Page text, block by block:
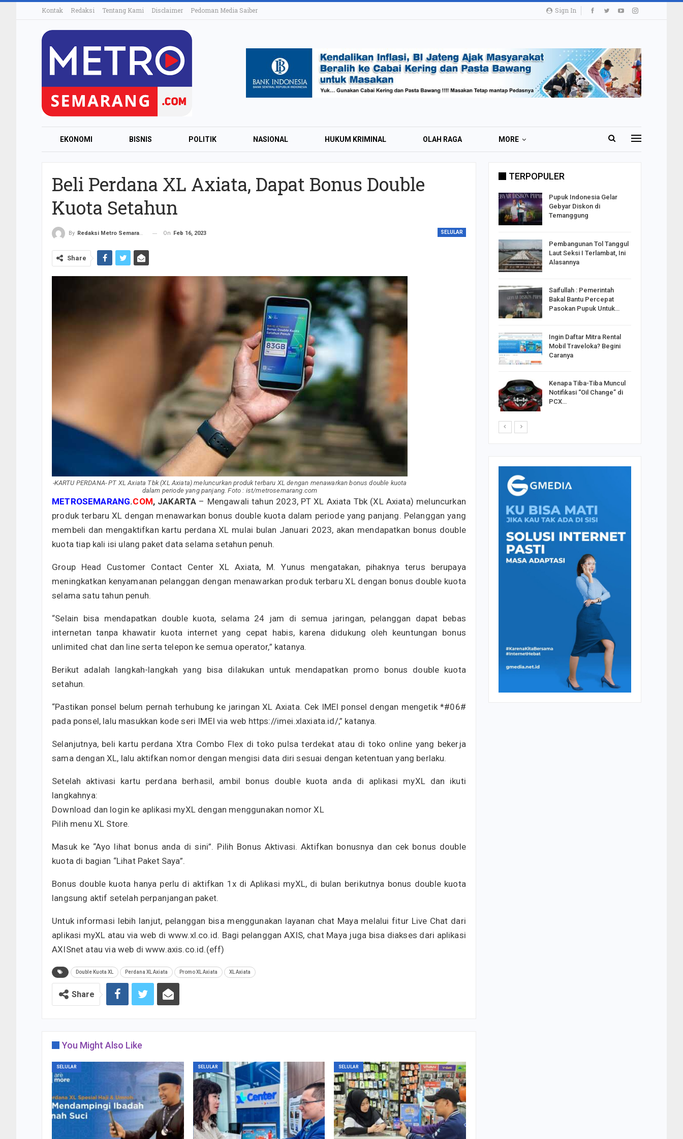
Sign In
Kontak Redaksi Tentang Kami Disclaimer Pedoman Media Saiber
EKONOMI BISNIS POLITIK NASIONAL HUKUM KRIMINAL OLAH RAGA MORE
Beli Perdana XL Axiata, Dapat Bonus Double
Kuota Setahun
SELULAR
By Redaksi Metro Semarang On Feb 16, 2023
Share
-KARTU PERDANA- PT XL Axiata Tbk (XL Axiata) meluncurkan produk terbaru XL dengan menawarkan bonus double kuota
dalam periode yang panjang. Foto : ist/metrosemarang.com
METROSEMARANG.COM, JAKARTA – Mengawali tahun 2023, PT XL Axiata Tbk (XL Axiata) meluncurkan
produk terbaru XL dengan menawarkan bonus double kuota dalam periode yang panjang. Pelanggan yang
membeli dan mengaktifkan kartu perdana XL mulai bulan Januari 2023, akan mendapatkan bonus double
kuota tiap kali isi ulang paket data selama setahun penuh.
Group Head Customer Contact Center XL Axiata, M. Yunus mengatakan, pihaknya terus berupaya
meningkatkan kenyamanan pelanggan dengan menawarkan produk terbaru XL dengan bonus double kuota
selama satu tahun penuh.
“Selain bisa mendapatkan double kuota, selama 24 jam di semua jaringan, pelanggan dapat bebas
internetan tanpa khawatir kuota internet yang cepat habis, karena didukung oleh keuntungan bonus
unlimited chat dan line serta telepon ke semua operator,” katanya.
Berikut adalah langkah-langkah yang bisa dilakukan untuk mendapatkan promo bonus double kuota
setahun.
“Pastikan ponsel belum pernah terhubung ke jaringan XL Axiata. Cek IMEI ponsel dengan mengetik *#06#
pada ponsel, lalu masukkan kode seri IMEI via web https://imei.xlaxiata.id/,” katanya.
Selanjutnya, beli kartu perdana Xtra Combo Flex di toko pulsa terdekat atau di toko online yang bekerja
sama dengan XL, lalu aktifkan nomor dengan mengisi data diri sesuai dengan ketentuan yang berlaku.
Setelah aktivasi kartu perdana berhasil, ambil bonus double kuota anda di aplikasi myXL dan ikuti
langkahnya:
Download dan login ke aplikasi myXL dengan menggunakan nomor XL
Pilih menu XL Store.
Masuk ke “Ayo lihat bonus anda di sini”. Pilih Bonus Aktivasi. Aktifkan bonusnya dan cek bonus double
kuota di bagian “Lihat Paket Saya”.
Bonus double kuota hanya perlu di aktifkan 1x di Aplikasi myXL, di bulan berikutnya bonus double kuota
langsung aktif setelah perpanjangan paket.
Untuk informasi lebih lanjut, pelanggan bisa menggunakan layanan chat Maya melalui fitur Live Chat dari
aplikasi myXL atau via web di www.xl.co.id. Bagi pelanggan AXIS, chat Maya juga bisa diakses dari aplikasi
AXISnet atau via web di www.axis.co.id.(eff)
Double Kuota XL Perdana XL Axiata Promo XL Axiata XL Axiata
Share
You Might Also Like
SELULAR SELULAR SELULAR
TERPOPULER
Relawan “Aksi Sahabat
View 360⁰ Hamparan
Pupuk Indonesia Gelar
Gebyar Diskon di
Temanggung
Pembangunan Tol Tanggul
Laut Seksi I Terlambat, Ini
Alasannya
Saifullah : Pemerintah
Bakal Bantu Percepat
Pasokan Pupuk Untuk…
Ingin Daftar Mitra Rental
Mobil Traveloka? Begini
Caranya
Kenapa Tiba-Tiba Muncul
Notifikasi “Oil Change” di
PCX…